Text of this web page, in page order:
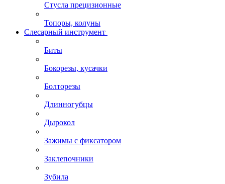
Стусла прецизионные
Топоры, колуны
Слесарный инструмент
Биты
Бокорезы, кусачки
Болторезы
Длинногубцы
Дырокол
Зажимы с фиксатором
Заклепочники
Зубила